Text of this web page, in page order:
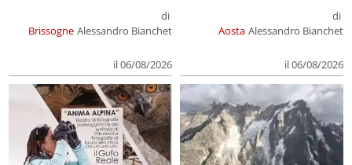
Brissogne
di
Alessandro Bianchet
il 06/08/2026
Aosta
di
Alessandro Bianchet
il 06/08/2026